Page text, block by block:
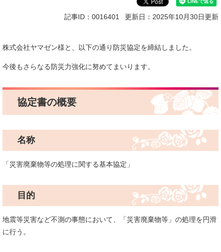
記事ID：0016401 更新日：2025年10月30日更新
株式会社ヤマゼン様と、以下の通り防災協定を締結しました。
今後もさらなる防災力強化に努めてまいります。
協定書の概要
名称
「災害廃棄物等の処理に関する基本協定」
目的
地震等災害など不測の事態において、「災害廃棄物等」の処理を円滑
に行う。